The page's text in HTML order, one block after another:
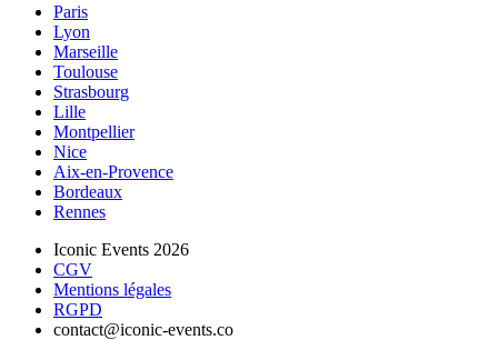
Paris
Lyon
Marseille
Toulouse
Strasbourg
Lille
Montpellier
Nice
Aix-en-Provence
Bordeaux
Rennes
Iconic Events 2026
CGV
Mentions légales
RGPD
contact@iconic-events.co